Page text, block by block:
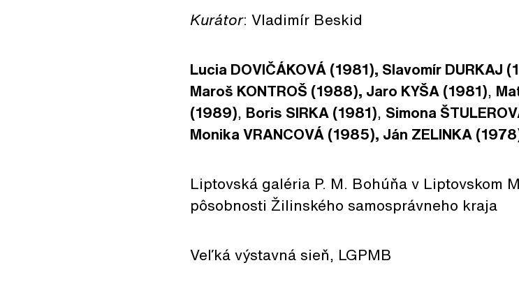
Kurátor: Vladimír Beskid
Lucia DOVIČÁKOVÁ (1981), Slavomír DURKAJ
Maroš KONTROŠ (1988), Jaro KYŠA (1981),
(1989), Boris SIRKA (1981), Simona
Monika VRANCOVÁ (1985), Ján ZELINKA
Liptovská galéria P. M. Bohúňa v Liptovskom
pôsobnosti Žilinského samosprávneho kraja
Veľká výstavná sieň, LGPMB